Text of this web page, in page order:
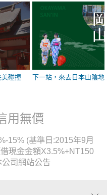
美碰撞 下一站，來去日本山陰地
用無價
15% (基準日:2015年9月
現金金額X3.5%+NT150
司網站公告